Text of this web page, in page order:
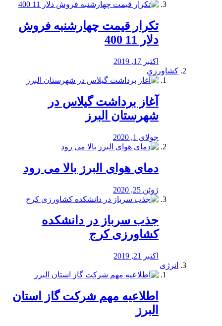
تکرار قیمت چهارشنبه فروش
دلار 11 400
اکتبر 17, 2019
کشاورزی
آغاز برداشت گیلاس در
شهرستان البرز
جولای 1, 2020
دمای هوای البرز بالا می رود
ژوئن 25, 2020
جذب سرباز در دانشکده
کشاورزی کرج
اکتبر 21, 2019
انرژی
️اطلاعیه مهم شرکت گاز استان
البرز